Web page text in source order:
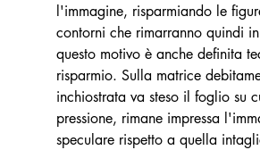
l'immagine, risparmiando le
contorni che rimarranno quindi
questo motivo è anche definita
risparmio. Sulla matrice
inchiostrata va steso il foglio su
pressione, rimane impressa
speculare rispetto a quella